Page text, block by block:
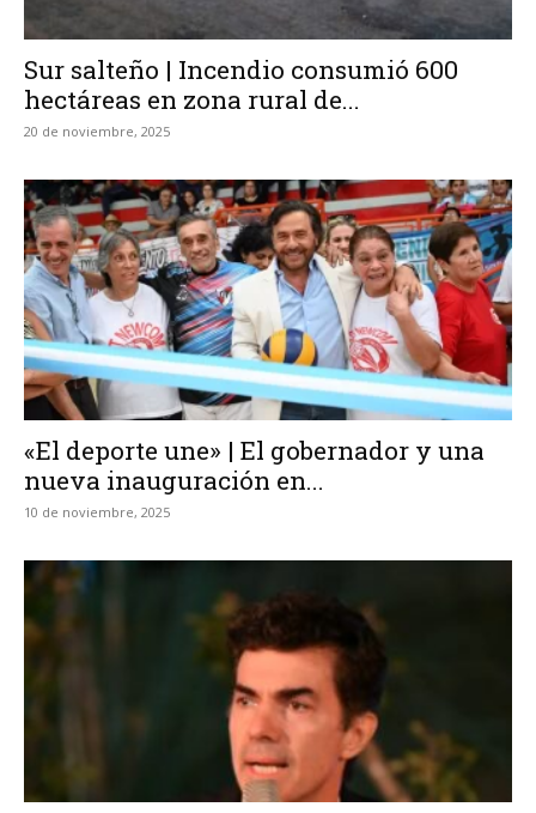
Sur salteño | Incendio consumió 600
hectáreas en zona rural de...
20 de noviembre, 2025
«El deporte une» | El gobernador y una
nueva inauguración en...
10 de noviembre, 2025